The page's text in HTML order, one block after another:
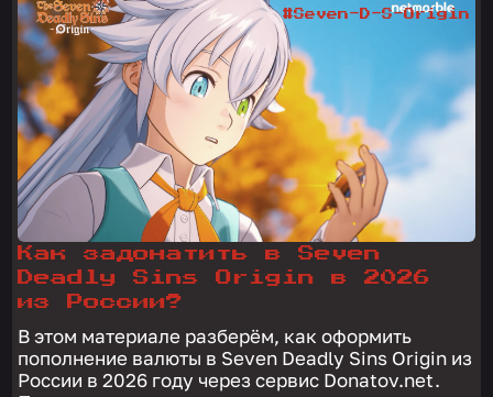
Как задонатить в Seven
Deadly Sins Origin в 2026
из России?
В этом материале разберём, как оформить
пополнение валюты в Seven Deadly Sins Origin из
России в 2026 году через сервис Donatov.net.
#Seven-D-S-Origin